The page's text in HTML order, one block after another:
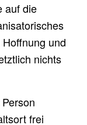
auf die
und
nichts
frei